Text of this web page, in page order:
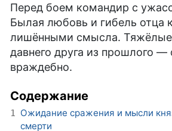
Перед боем командир с
Былая любовь и гибель отца
лишёнными смысла. Тяжёлые
давнего друга из прошлого —
враждебно.
Содержание
1 Ожидание сражения и мысли
смерти